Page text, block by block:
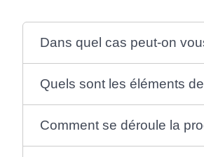
Dans quel cas peut-on
Quels sont les éléments
Comment se déroule la